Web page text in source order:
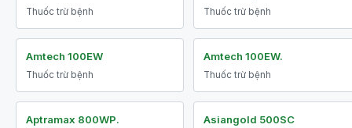
Thuốc trừ bệnh Thuốc trừ bệnh
Amtech 100EW
Thuốc trừ bệnh
Amtech 100EW.
Thuốc trừ bệnh
Aptramax 800WP. Asiangold 500SC